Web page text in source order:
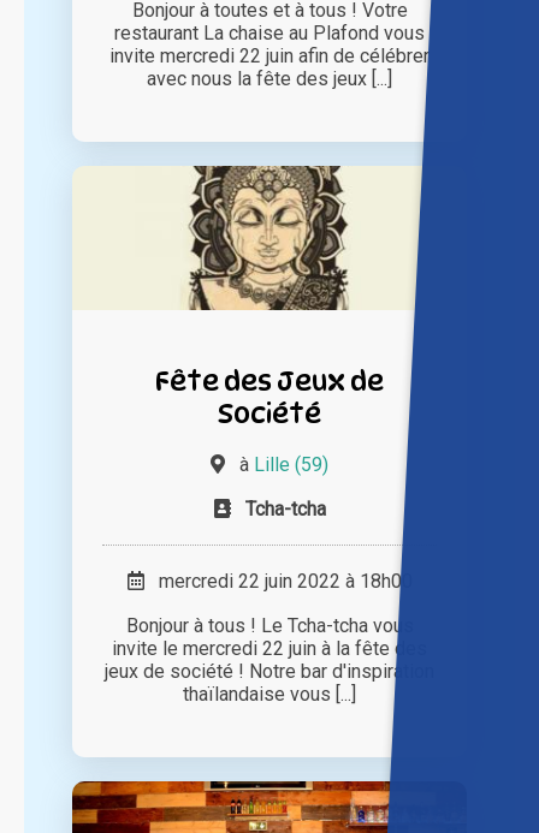
Bonjour à toutes et à tous ! Votre
restaurant La chaise au Plafond vous
invite mercredi 22 juin afin de célébrer
avec nous la fête des jeux [...]
Fête des Jeux de
Société
à Lille (59)
Tcha-tcha
mercredi 22 juin 2022 à 18h00
Bonjour à tous ! Le Tcha-tcha vous
invite le mercredi 22 juin à la fête des
jeux de société ! Notre bar d'inspiration
thaïlandaise vous [...]